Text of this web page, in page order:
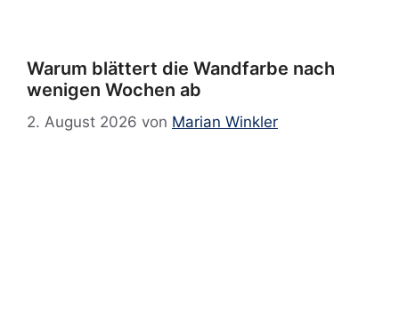
Warum blättert die Wandfarbe nach
wenigen Wochen ab
2. August 2026 von Marian Winkler